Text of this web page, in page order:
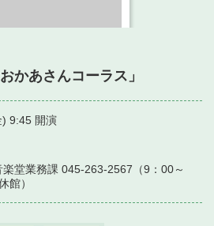
かあさんコーラス」
) 9:45 開演
堂業務課 045-263-2567（9：00～
館）